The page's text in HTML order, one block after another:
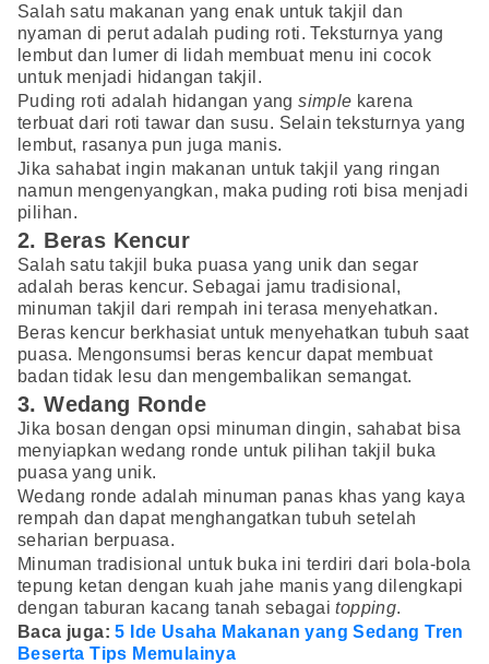
Salah satu makanan yang enak untuk takjil dan
nyaman di perut adalah puding roti. Teksturnya yang
lembut dan lumer di lidah membuat menu ini cocok
untuk menjadi hidangan takjil.
Puding roti adalah hidangan yangsimple karena
terbuat dari roti tawar dan susu. Selain teksturnya yang
lembut, rasanya pun juga manis.
Jika sahabat ingin makanan untuk takjil yang ringan
namun mengenyangkan, maka puding roti bisa menjadi
pilihan.
2. Beras Kencur
Salah satu takjil buka puasa yang unik dan segar
adalah beras kencur. Sebagai jamu tradisional,
minuman takjil dari rempah ini terasa menyehatkan.
Beras kencur berkhasiat untuk menyehatkan tubuh saat
puasa. Mengonsumsi beras kencur dapat membuat
badan tidak lesu dan mengembalikan semangat.
3. Wedang Ronde
Jika bosan dengan opsi minuman dingin, sahabat bisa
menyiapkan wedang ronde untuk pilihan takjil buka
puasa yang unik.
Wedang ronde adalah minuman panas khas yang kaya
rempah dan dapat menghangatkan tubuh setelah
seharian berpuasa.
Minuman tradisional untuk buka ini terdiri dari bola-bola
tepung ketan dengan kuah jahe manis yang dilengkapi
dengan taburan kacang tanah sebagaitopping.
Baca juga:5 Ide Usaha Makanan yang Sedang Tren
Beserta Tips Memulainya